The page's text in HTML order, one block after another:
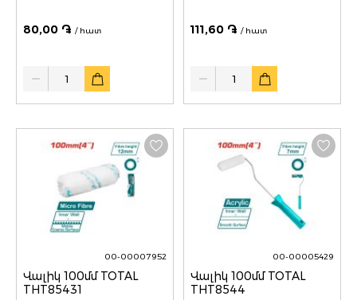
80,00 ֏ / հատ
Quantity
111,60 ֏ / հատ
Quantity
00-00007952
Վալիկ 100մմ TOTAL
THT85431
00-00005429
Վալիկ 100մմ TOTAL
THT8544